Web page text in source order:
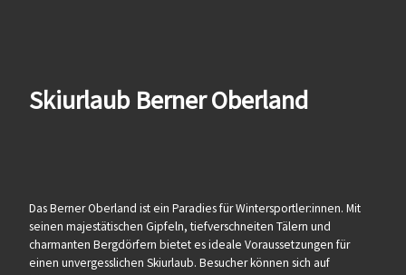
Skiurlaub Berner Oberland
Das Berner Oberland ist ein Paradies für Wintersportler:innen. Mit
seinen majestätischen Gipfeln, tiefverschneiten Tälern und
charmanten Bergdörfern bietet es ideale Voraussetzungen für
einen unvergesslichen Skiurlaub. Besucher können sich auf